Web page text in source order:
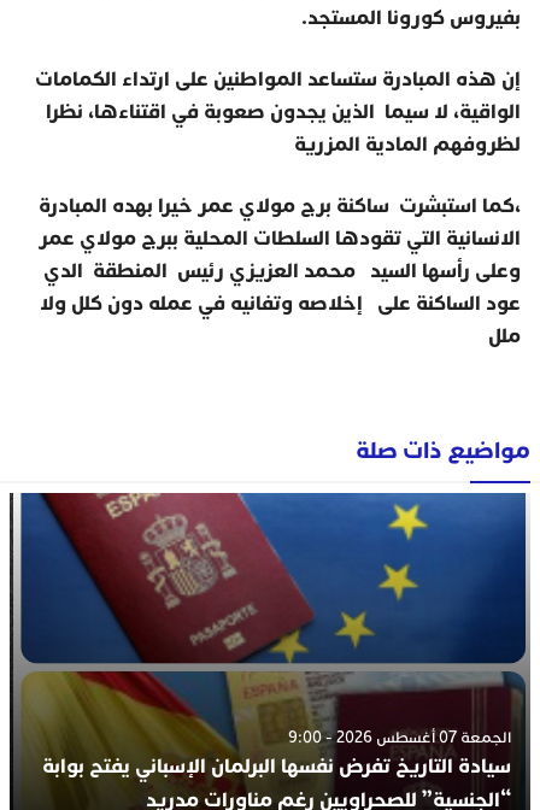
بفيروس كورونا المستجد.
إن هذه المبادرة ستساعد المواطنين على ارتداء الكمامات
الواقية، لا سيما الذين يجدون صعوبة في اقتناءها، نظرا
لظروفهم المادية المزرية
،كما استبشرت ساكنة برج مولاي عمر خيرا بهده المبادرة
الانسانية التي تقودها السلطات المحلية ببرج مولاي عمر
وعلى رأسها السيد محمد العزيزي رئيس المنطقة الدي
عود الساكنة على إخلاصه وتفانيه في عمله دون كلل ولا
ملل
مواضيع ذات صلة
الجمعة 07 أغسطس 2026 - 9:00
سيادة التاريخ تفرض نفسها البرلمان الإسباني يفتح بوابة
“الجنسية” للصحراويين رغم مناورات مدريد